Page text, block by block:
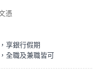
憑
享銀行假期
全職及兼職皆可